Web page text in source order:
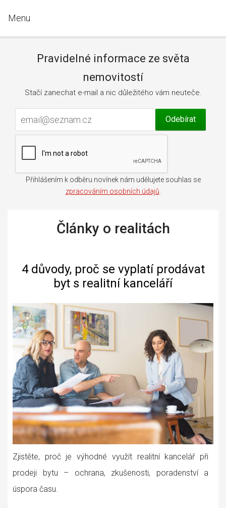
Menu
Pravidelné informace ze světa
nemovitostí
Stačí zanechat e-mail a nic důležitého vám neuteče.
Přihlášením k odběru novínek nám udělujete souhlas se
zpracováním osobních údajů.
Články o realitách
4 důvody, proč se vyplatí prodávat
byt s realitní kanceláří
Zjistěte, proč je výhodné využít realitní kancelář při
prodeji bytu – ochrana, zkušenosti, poradenství a
úspora času.